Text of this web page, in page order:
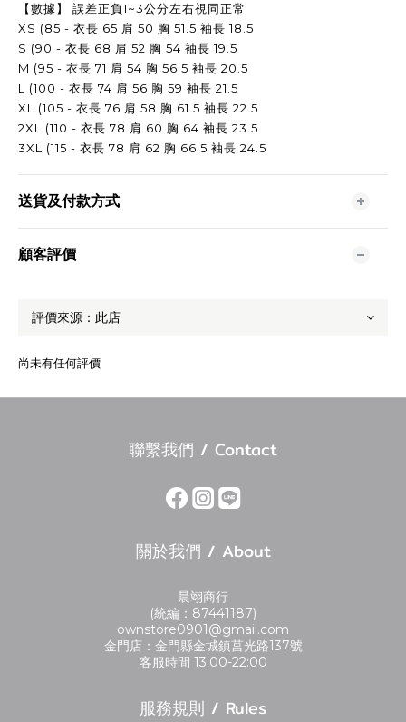
【數據】 誤差正負1~3公分左右視同正常
XS (85 - 衣長 65 肩 50 胸 51.5 袖長 18.5
S (90 - 衣長 68 肩 52 胸 54 袖長 19.5
M (95 - 衣長 71 肩 54 胸 56.5 袖長 20.5
L (100 - 衣長 74 肩 56 胸 59 袖長 21.5
XL (105 - 衣長 76 肩 58 胸 61.5 袖長 22.5
2XL (110 - 衣長 78 肩 60 胸 64 袖長 23.5
3XL (115 - 衣長 78 肩 62 胸 66.5 袖長 24.5
送貨及付款方式
顧客評價
尚未有任何評價
聯繫我們 / Contact
關於我們 / About
晨翊商行
(統編：87441187)
ownstore0901@gmail.com
金門店：金門縣金城鎮莒光路137號
客服時間 13:00-22:00
服務規則 / Rules